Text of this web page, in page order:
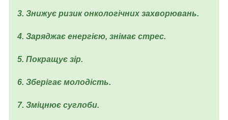
3. Знижує ризик онкологічних захворювань.
4. Заряджає енергією, знімає стрес.
5. Покращує зір.
6. Зберігає молодість.
7. Зміцнює суглоби.